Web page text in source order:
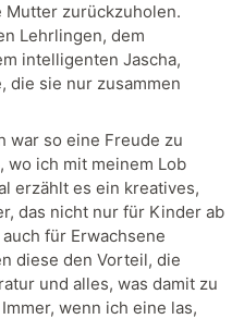
zurückzuholen.
Lehrlingen, dem
intelligenten Jascha,
die sie nur zusammen
war so eine Freude zu
wo ich mit meinem Lob
erzählt es ein kreatives,
das nicht nur für Kinder ab
für Erwachsene
diese den Vorteil, die
und alles, was damit zu
wenn ich eine las,